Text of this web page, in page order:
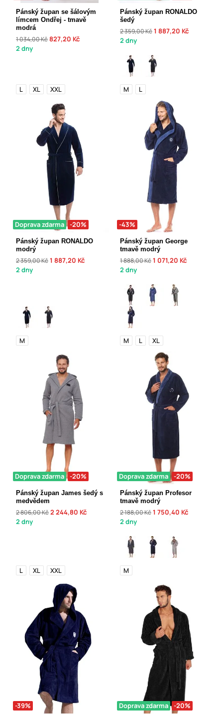
Pánský župan se šálovým
límcem Ondřej - tmavě
modrá
1 034,00 Kč827,20 Kč
2 dny
L XL XXL
Pánský župan RONALDO
šedý
2 359,00 Kč1 887,20 Kč
2 dny
M L
Doprava zdarma -20%
Pánský župan RONALDO
modrý
2 359,00 Kč1 887,20 Kč
2 dny
M
-43%
Pánský župan George
tmavě modrý
1 888,00 Kč1 071,20 Kč
2 dny
M L XL
Doprava zdarma -20%
Pánský župan James šedý s
medvědem
2 806,00 Kč2 244,80 Kč
2 dny
L XL XXL
Doprava zdarma -20%
Pánský župan Profesor
tmavě modrý
2 188,00 Kč1 750,40 Kč
2 dny
M
-39% Doprava zdarma -20%